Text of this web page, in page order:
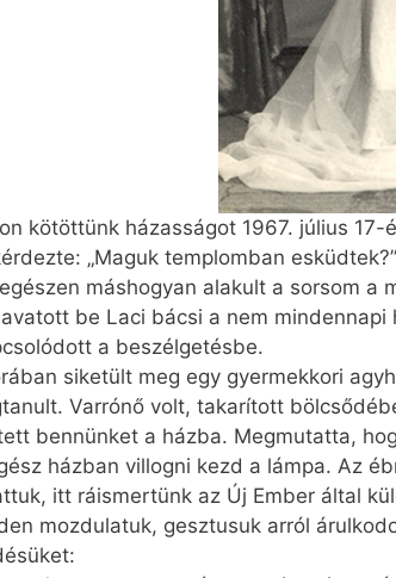
kötöttünk házasságot 1967. július
„Maguk templomban
máshogyan alakult a sorsom
be Laci bácsi a nem
a beszélgetésbe.
siketült meg egy gyermekkori
Varrónő volt, takarított
bennünket a házba. Megmutatta,
házban villogni kezd a lámpa. Az
itt ráismertünk az Új Ember által
mozdulatuk, gesztusuk arról